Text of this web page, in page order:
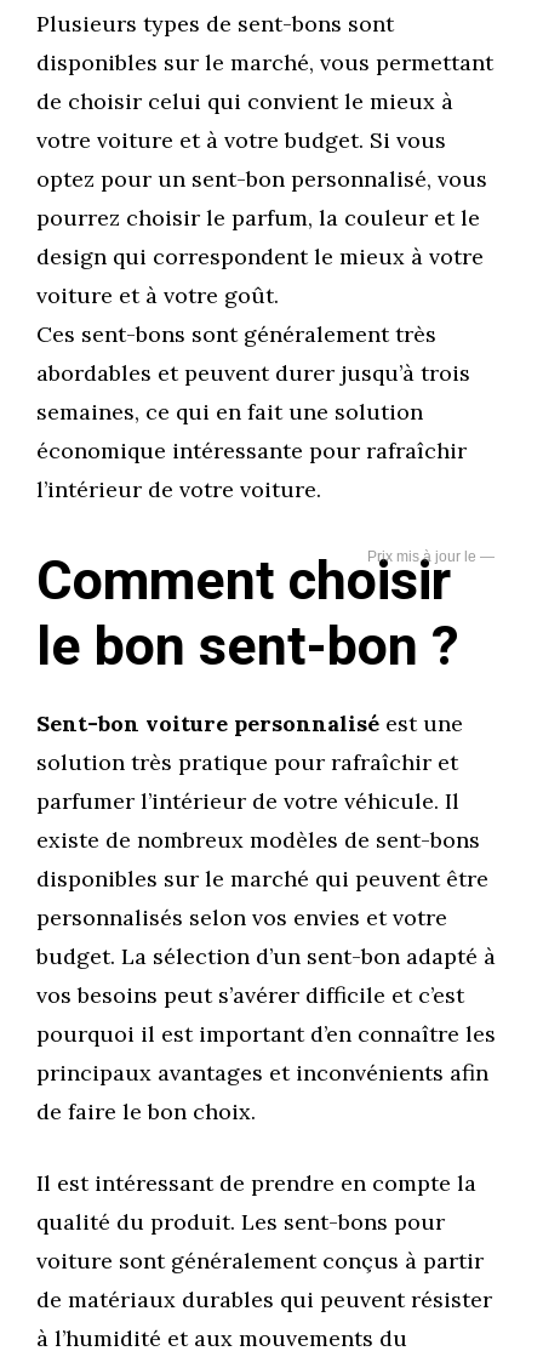
Plusieurs types de sent-bons sont
disponibles sur le marché, vous permettant
de choisir celui qui convient le mieux à
votre voiture et à votre budget. Si vous
optez pour un sent-bon personnalisé, vous
pourrez choisir le parfum, la couleur et le
design qui correspondent le mieux à votre
voiture et à votre goût.
Ces sent-bons sont généralement très
abordables et peuvent durer jusqu’à trois
semaines, ce qui en fait une solution
économique intéressante pour rafraîchir
l’intérieur de votre voiture.
—
Comment choisir
le bon sent-bon ?
Sent-bon voiture personnalisé est une
solution très pratique pour rafraîchir et
parfumer l’intérieur de votre véhicule. Il
existe de nombreux modèles de sent-bons
disponibles sur le marché qui peuvent être
personnalisés selon vos envies et votre
budget. La sélection d’un sent-bon adapté à
vos besoins peut s’avérer difficile et c’est
pourquoi il est important d’en connaître les
principaux avantages et inconvénients afin
de faire le bon choix.
Il est intéressant de prendre en compte la
qualité du produit. Les sent-bons pour
voiture sont généralement conçus à partir
de matériaux durables qui peuvent résister
à l’humidité et aux mouvements du